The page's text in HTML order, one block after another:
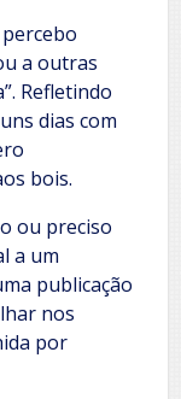
a outras
Refletindo
dias com
bois.
ou preciso
a um
publicação
nos
por